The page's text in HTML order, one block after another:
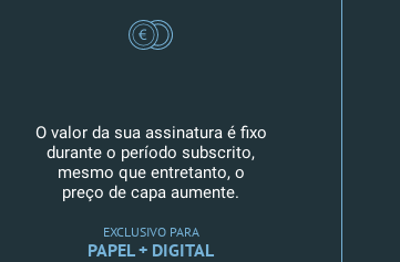
O valor da sua assinatura é fixo
durante o período subscrito,
mesmo que entretanto, o
preço de capa aumente.
EXCLUSIVO PARA
PAPEL + DIGITAL